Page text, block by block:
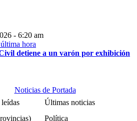
- 6:20 am
detiene a un varón por exhibición
Noticias de Portada
Últimas noticias
Política